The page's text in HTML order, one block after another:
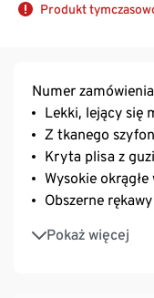
Produkt
Numer
Lekki, lejący się
Z tkanego
Kryta plisa z
Wysokie
Obszerne
Pokaż więcej
Karczek na
Karczek z